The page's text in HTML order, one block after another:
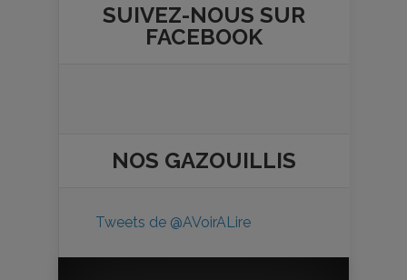
SUIVEZ-NOUS SUR
FACEBOOK
NOS GAZOUILLIS
Tweets de @AVoirALire